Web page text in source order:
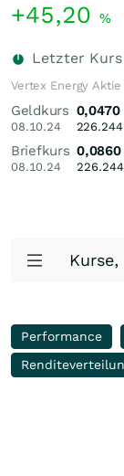
+45,20 %
Letzter Kurs
Vertex Energy
Geldkurs
08.10.24
0,0470
226.244
Briefkurs
08.10.24
0,0860
226.244
Performance